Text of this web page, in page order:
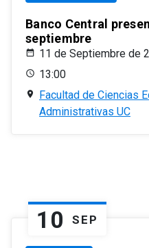
Banco Central
septiembre
11 de Septiembre de
13:00
Facultad de Ciencias
Administrativas UC
10 SEP